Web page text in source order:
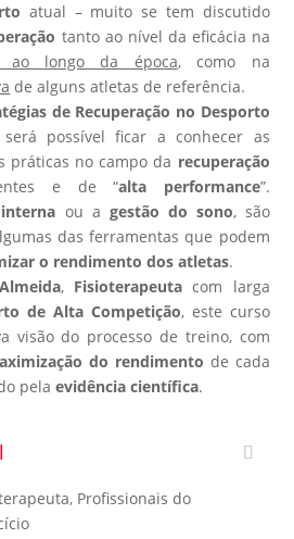
atual – muito se tem discutido
tanto ao nível da eficácia na
ao longo da época, como na
de alguns atletas de referência.
de Recuperação no Desporto
possível ficar a conhecer as
práticas no campo da recuperação
e de “alta performance”.
ou a gestão do sono, são
das ferramentas que podem
o rendimento dos atletas.
, Fisioterapeuta com larga
de Alta Competição, este curso
visão do processo de treino, com
do rendimento de cada
pelaevidência científica.
Profissionais do